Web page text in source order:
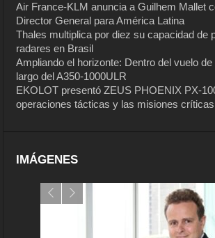
Air France-KLM anuncia a Guilhem Mallet
Director General para América Latina
Thales multiplica por diez su capacidad de
radares en Brasil
Ampliando el horizonte: Dentro del vuelo
largo del A350-1000ULR
EKOLOT presentó ZEUS PHOENIX PX-
operaciones tácticas y las misiones críticas
IMÁGENES